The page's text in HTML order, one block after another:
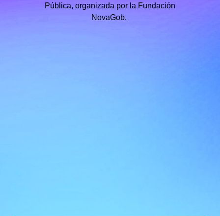
Pública, organizada por la Fundación
NovaGob.